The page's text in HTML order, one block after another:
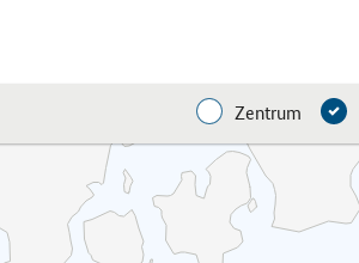
Zentrum